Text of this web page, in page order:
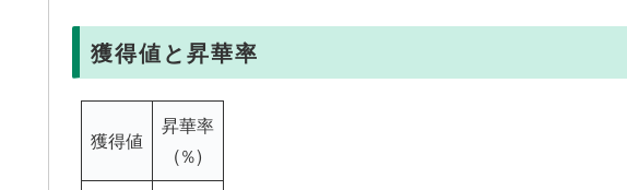
獲得値と昇華率
獲得値
昇華率
(％)